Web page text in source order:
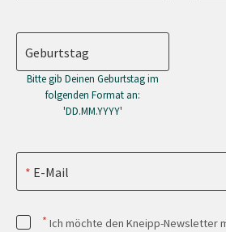
Geburtstag
Bitte gib Deinen Geburtstag im
folgenden Format an:
'DD.MM.YYYY'
E-Mail
* Ich möchte den Kneipp-Newsletter